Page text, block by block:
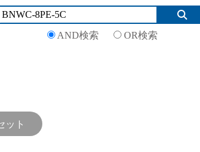
AND検索 OR検索
ット